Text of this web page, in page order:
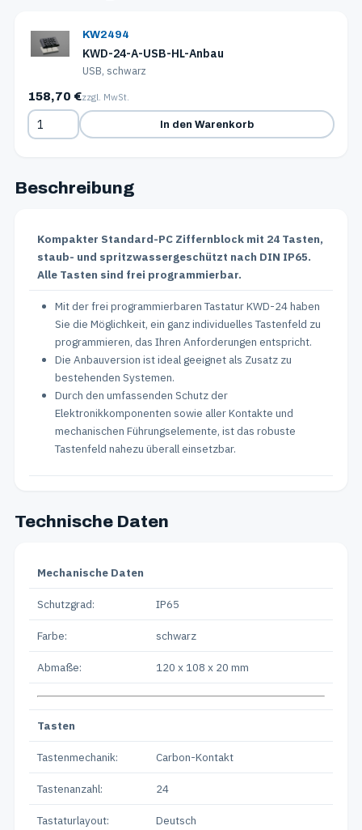
KW2494
KWD-24-A-USB-HL-Anbau
USB, schwarz
158,70 €zzgl. MwSt.
In den Warenkorb
Beschreibung
Kompakter Standard-PC Ziffernblock mit 24 Tasten,
staub- und spritzwassergeschützt nach DIN IP65.
Alle Tasten sind frei programmierbar.
Mit der frei programmierbaren Tastatur KWD-24 haben
Sie die Möglichkeit, ein ganz individuelles Tastenfeld zu
programmieren, das Ihren Anforderungen entspricht.
Die Anbauversion ist ideal geeignet als Zusatz zu
bestehenden Systemen.
Durch den umfassenden Schutz der
Elektronikkomponenten sowie aller Kontakte und
mechanischen Führungselemente, ist das robuste
Tastenfeld nahezu überall einsetzbar.
Technische Daten
Mechanische Daten
Schutzgrad: IP65
Farbe: schwarz
Abmaße: 120 x 108 x 20 mm
Tasten
Tastenmechanik: Carbon-Kontakt
Tastenanzahl: 24
Tastaturlayout: Deutsch